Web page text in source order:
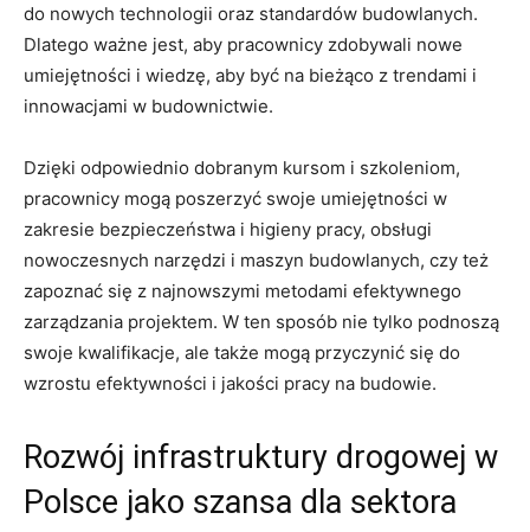
do nowych technologii oraz ⁢standardów budowlanych.
Dlatego ważne jest, aby pracownicy zdobywali nowe
umiejętności i wiedzę, aby być na bieżąco z trendami i
innowacjami w budownictwie.
Dzięki odpowiednio dobranym kursom i szkoleniom,
pracownicy ‍mogą poszerzyć swoje umiejętności w
zakresie bezpieczeństwa i higieny pracy, obsługi
nowoczesnych narzędzi i maszyn budowlanych, czy też
zapoznać się ⁣z najnowszymi metodami efektywnego
zarządzania ⁤projektem.⁤ W ⁣ten sposób nie tylko podnoszą
swoje kwalifikacje, ‍ale także mogą przyczynić‍ się do
wzrostu efektywności i jakości pracy na budowie.
Rozwój⁤ infrastruktury drogowej w
Polsce jako szansa dla sektora